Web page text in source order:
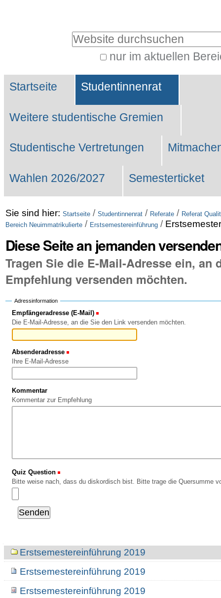
Website durchsuchen
nur im aktuellen
Suche…
Sektionen
Startseite Studentinnenrat
Weitere studentische Gremien
Studentische Vertretungen
Wahlen 2026/2027 Semesterticket
Sie sind hier: Startseite / Studentinnenrat / Referate / Referat
Bereich Neuimmatrikulierte / Erstsemestereinführung /
Diese Seite an jemanden
Tragen Sie die E-Mail-Adresse ein, an
Empfehlung versenden möchten.
Adressinformation
Empfängeradresse (E-Mail)
Die E-Mail-Adresse, an die Sie den Link versenden möchten.
Absenderadresse
Ihre E-Mail-Adresse
Kommentar
Kommentar zur Empfehlung
Quiz Question
Bitte weise nach, dass du diskordisch bist. Bitte trage die Quersumme
NavigationErstsemestereinführung 2019
Erstsemestereinführung 2019
Erstsemestereinführung 2019